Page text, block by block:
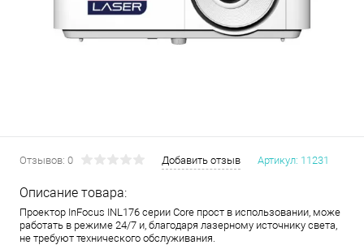
Отзывов: 0 Добавить отзыв Артикул: 11231
Описание товара:
Проектор InFocus INL176 серии Core прост в использовании, може
работать в режиме 24/7 и, благодаря лазерному источнику света,
не требуют технического обслуживания.